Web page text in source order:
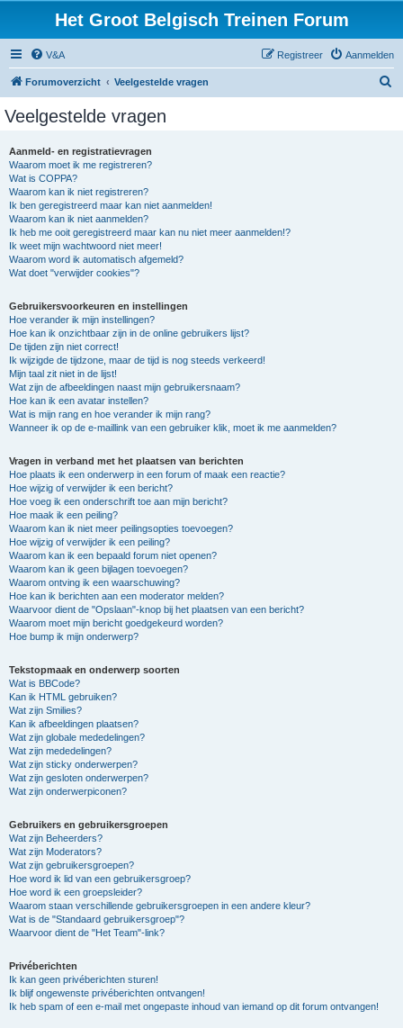
Het Groot Belgisch Treinen Forum
V&A Aanmelden
Registreer
Forumoverzicht Veelgestelde vragen
Veelgestelde vragen
Aanmeld- en registratievragen
Waarom moet ik me registreren?
Wat is COPPA?
Waarom kan ik niet registreren?
Ik ben geregistreerd maar kan niet aanmelden!
Waarom kan ik niet aanmelden?
Ik heb me ooit geregistreerd maar kan nu niet meer aanmelden!?
Ik weet mijn wachtwoord niet meer!
Waarom word ik automatisch afgemeld?
Wat doet "verwijder cookies"?
Gebruikersvoorkeuren en instellingen
Hoe verander ik mijn instellingen?
Hoe kan ik onzichtbaar zijn in de online gebruikers lijst?
De tijden zijn niet correct!
Ik wijzigde de tijdzone, maar de tijd is nog steeds verkeerd!
Mijn taal zit niet in de lijst!
Wat zijn de afbeeldingen naast mijn gebruikersnaam?
Hoe kan ik een avatar instellen?
Wat is mijn rang en hoe verander ik mijn rang?
Wanneer ik op de e-maillink van een gebruiker klik, moet ik me aanmelden?
Vragen in verband met het plaatsen van berichten
Hoe plaats ik een onderwerp in een forum of maak een reactie?
Hoe wijzig of verwijder ik een bericht?
Hoe voeg ik een onderschrift toe aan mijn bericht?
Hoe maak ik een peiling?
Waarom kan ik niet meer peilingsopties toevoegen?
Hoe wijzig of verwijder ik een peiling?
Waarom kan ik een bepaald forum niet openen?
Waarom kan ik geen bijlagen toevoegen?
Waarom ontving ik een waarschuwing?
Hoe kan ik berichten aan een moderator melden?
Waarvoor dient de "Opslaan"-knop bij het plaatsen van een bericht?
Waarom moet mijn bericht goedgekeurd worden?
Hoe bump ik mijn onderwerp?
Tekstopmaak en onderwerp soorten
Wat is BBCode?
Kan ik HTML gebruiken?
Wat zijn Smilies?
Kan ik afbeeldingen plaatsen?
Wat zijn globale mededelingen?
Wat zijn mededelingen?
Wat zijn sticky onderwerpen?
Wat zijn gesloten onderwerpen?
Wat zijn onderwerpiconen?
Gebruikers en gebruikersgroepen
Wat zijn Beheerders?
Wat zijn Moderators?
Wat zijn gebruikersgroepen?
Hoe word ik lid van een gebruikersgroep?
Hoe word ik een groepsleider?
Waarom staan verschillende gebruikersgroepen in een andere kleur?
Wat is de "Standaard gebruikersgroep"?
Waarvoor dient de "Het Team"-link?
Privéberichten
Ik kan geen privéberichten sturen!
Ik blijf ongewenste privéberichten ontvangen!
Ik heb spam of een e-mail met ongepaste inhoud van iemand op dit forum ontvangen!